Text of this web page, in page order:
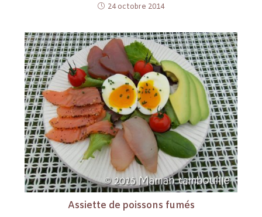
24 octobre 2014
Assiette de poissons fumés